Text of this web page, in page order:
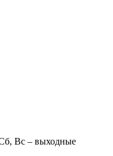
Вс – выходные